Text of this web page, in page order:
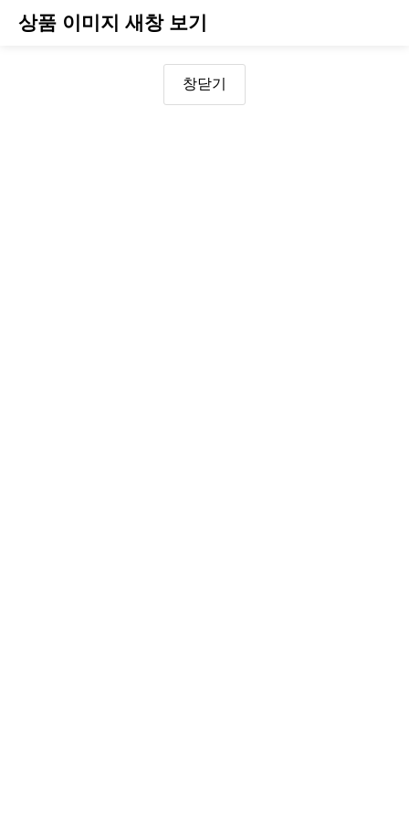
상품 이미지 새창 보기
창닫기